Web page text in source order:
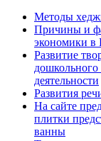
Методы
Причины и
экономики в
Развитие
дошкольного
деятельности
Развития
На сайте
плитки
ванны